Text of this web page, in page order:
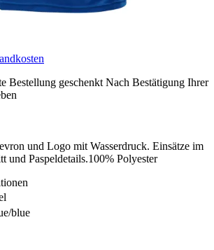
Bestellung geschenkt Nach Bestätigung Ihrer
und Logo mit Wasserdruck. Einsätze im
und Paspeldetails.100% Polyester
blue